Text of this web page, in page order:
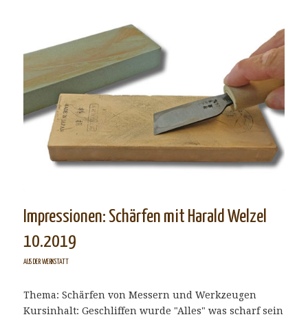
Impressionen: Schärfen mit Harald Welzel
10.2019
AUS DER WERKSTATT
Thema: Schärfen von Messern und Werkzeugen
Kursinhalt: Geschliffen wurde "Alles" was scharf sein